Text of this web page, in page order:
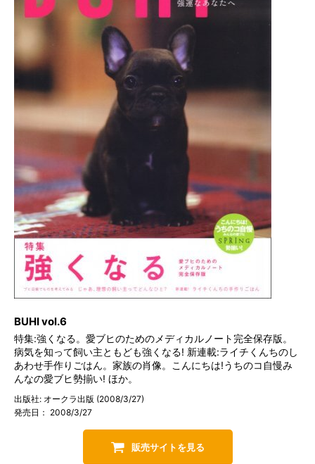
BUHI vol.6
特集:強くなる。愛ブヒのためのメディカルノート完全保存版。
病気を知って飼い主ともども強くなる! 新連載:ライチくんちのし
あわせ手作りごはん。家族の肖像。こんにちは!うちのコ自慢み
んなの愛ブヒ勢揃い! ほか。
出版社: オークラ出版 (2008/3/27)
発売日： 2008/3/27
販売サイトを見る